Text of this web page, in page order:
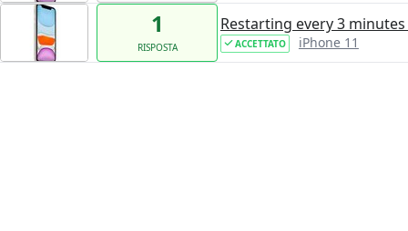
1
RISPOSTA
Restarting every 3 minutes
ACCETTATO iPhone 11